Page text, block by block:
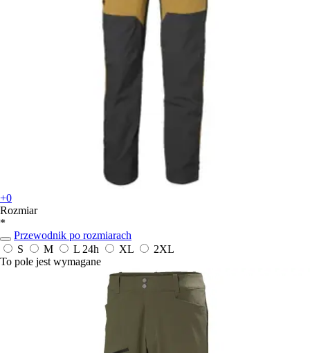
+0
Rozmiar
*
Przewodnik po rozmiarach
S
M L 24h XL
2XL
To pole jest wymagane